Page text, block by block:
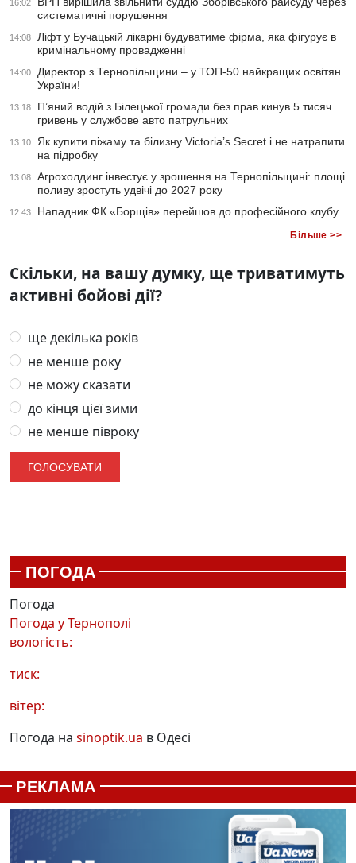
16:02
систематичні порушення
14:08
Ліфт у Бучацькій лікарні будуватиме фірма, яка фігурує в
кримінальному провадженні
14:00
Директор з Тернопільщини – у ТОП-50 найкращих освітян
України!
13:18
П’яний водій з Білецької громади без прав кинув 5 тисяч
гривень у службове авто патрульних
13:10
Як купити піжаму та білизну Victoria’s Secret і не натрапити
на підробку
13:08
Агрохолдинг інвестує у зрошення на Тернопільщині: площі
поливу зростуть удвічі до 2027 року
12:43 Нападник ФК «Борщів» перейшов до професійного клубу
Більше >>
Скільки, на вашу думку, ще триватимуть
активні бойові дії?
ще декілька років
не менше року
не можу сказати
до кінця цієї зими
не менше півроку
ПОГОДА
Погода
Погода уТернополі
вологість:
тиск:
вітер:
Погода на sinoptik.ua в Одесі
РЕКЛАМА